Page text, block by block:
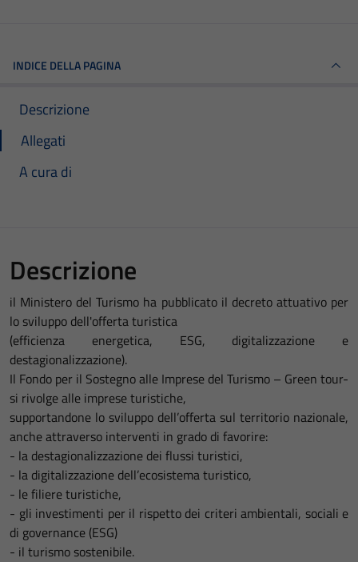
INDICE DELLA PAGINA
Descrizione
Allegati
A cura di
Descrizione
il Ministero del Turismo ha pubblicato il decreto attuativo per
lo sviluppo dell'offerta turistica
(efficienza energetica, ESG, digitalizzazione e
destagionalizzazione).
Il Fondo per il Sostegno alle Imprese del Turismo – Green tour-
si rivolge alle imprese turistiche,
supportandone lo sviluppo dell’offerta sul territorio nazionale,
anche attraverso interventi in grado di favorire:
- la destagionalizzazione dei flussi turistici,
- la digitalizzazione dell’ecosistema turistico,
- le filiere turistiche,
- gli investimenti per il rispetto dei criteri ambientali, sociali e
di governance (ESG)
- il turismo sostenibile.